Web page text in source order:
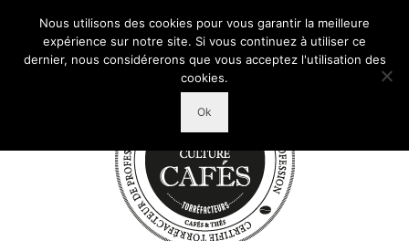
Mon Compte Votre panier d'achats 0,00
Rechercher
Nous utilisons des cookies pour vous garantir la meilleure
expérience sur notre site. Si vous continuez à utiliser ce
dernier, nous considérerons que vous acceptez l'utilisation des
cookies.
Ok